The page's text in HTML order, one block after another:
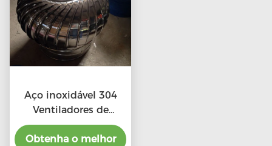
Aço inoxidável 304
Ventiladores de
telhado de escape de
alta CFM com preço
Obtenha o melhor